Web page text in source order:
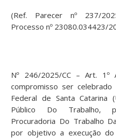
(Ref. Parecer nº 237/
Processo nº 23080.034423/
Nº 246/2025/CC – Art.
compromisso ser
Federal de Santa Catarina
Público Do Trabalho,
Procuradoria Do Trabalho
por objetivo a execução